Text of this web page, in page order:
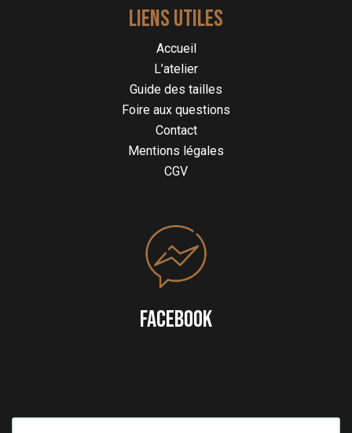
LIENS UTILES
Accueil
L’atelier
Guide des tailles
Foire aux questions
Contact
Mentions légales
CGV
FACEBOOK